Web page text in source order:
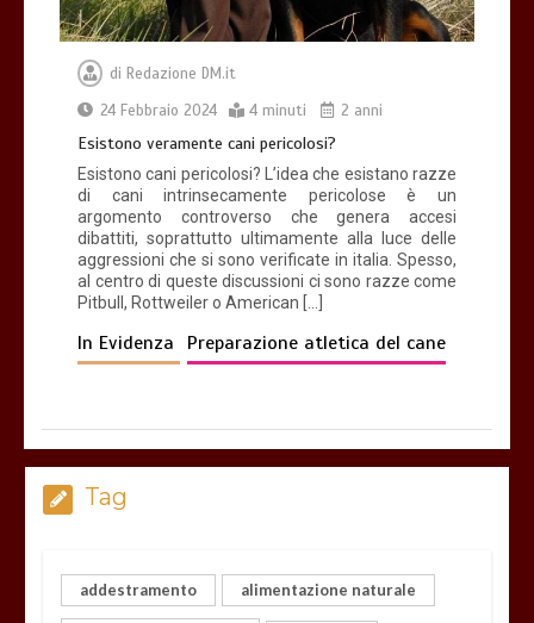
di Redazione DM.it
24 Febbraio 2024
4 minuti 2 anni
Esistono veramente cani pericolosi?
Esistono cani pericolosi? L’idea che esistano razze
di cani intrinsecamente pericolose è un
argomento controverso che genera accesi
dibattiti, soprattutto ultimamente alla luce delle
aggressioni che si sono verificate in italia. Spesso,
al centro di queste discussioni ci sono razze come
Pitbull, Rottweiler o American […]
In Evidenza Preparazione atletica del cane
Tag
addestramento alimentazione naturale